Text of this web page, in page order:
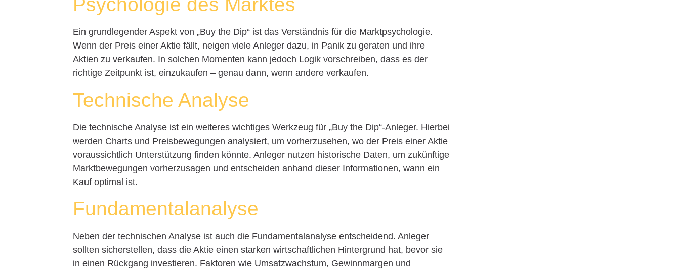
Psychologie des Marktes
Ein grundlegender Aspekt von „Buy the Dip“ ist das Verständnis für die Marktpsychologie.
Wenn der Preis einer Aktie fällt, neigen viele Anleger dazu, in Panik zu geraten und ihre
Aktien zu verkaufen. In solchen Momenten kann jedoch Logik vorschreiben, dass es der
richtige Zeitpunkt ist, einzukaufen – genau dann, wenn andere verkaufen.
Technische Analyse
Die technische Analyse ist ein weiteres wichtiges Werkzeug für „Buy the Dip“-Anleger. Hierbei
werden Charts und Preisbewegungen analysiert, um vorherzusehen, wo der Preis einer Aktie
voraussichtlich Unterstützung finden könnte. Anleger nutzen historische Daten, um zukünftige
Marktbewegungen vorherzusagen und entscheiden anhand dieser Informationen, wann ein
Kauf optimal ist.
Fundamentalanalyse
Neben der technischen Analyse ist auch die Fundamentalanalyse entscheidend. Anleger
sollten sicherstellen, dass die Aktie einen starken wirtschaftlichen Hintergrund hat, bevor sie
in einen Rückgang investieren. Faktoren wie Umsatzwachstum, Gewinnmargen und